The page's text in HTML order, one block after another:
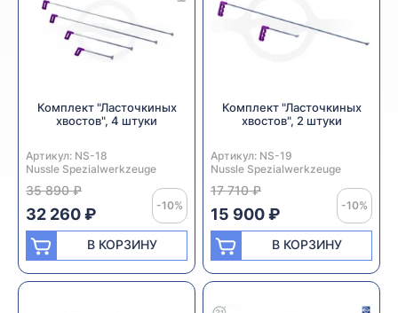
Комплект "Ласточкиных
хвостов", 4 штуки
Артикул: NS-18
Производитель:
Nussle Spezialwerkzeuge
35 890 ₽
-10%
32 260 ₽
В КОРЗИНУ
Комплект "Ласточкиных
хвостов", 2 штуки
Артикул: NS-19
Производитель:
Nussle Spezialwerkzeuge
17 710 ₽
-10%
15 900 ₽
В КОРЗИНУ